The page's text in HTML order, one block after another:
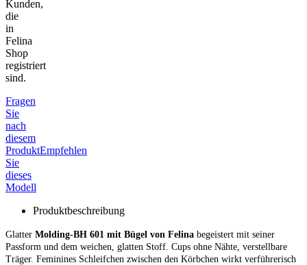
Kunden,
die
in
Felina
Shop
registriert
sind.
Fragen
Sie
nach
diesem
ProduktEmpfehlen
Sie
dieses
Modell
Produktbeschreibung
Glatter Molding-BH 601 mit Bügel von Felina begeistert mit seiner
Passform und dem weichen, glatten Stoff. Cups ohne Nähte, verstellbare
Träger. Feminines Schleifchen zwischen den Körbchen wirkt verführerisch